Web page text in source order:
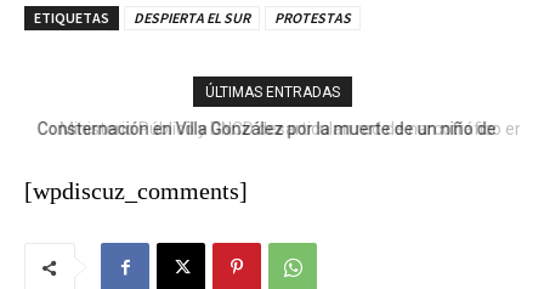
ETIQUETAS DESPIERTA EL SUR PROTESTAS
ÚLTIMAS ENTRADAS
Consternación en Villa González por la muerte de un niño de
Ministerio Público y DNCD desarticulan red de narcotráfico en
[wpdiscuz_comments]